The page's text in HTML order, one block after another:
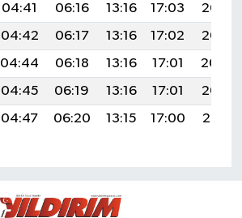
04:41 06:16 13:16 17:03
20:07
04:42 06:17 13:16 17:02
20:05
04:44 06:18 13:16 17:01
20:04
04:45 06:19 13:16 17:01
20:02
04:47 06:20 13:15 17:00 20:01